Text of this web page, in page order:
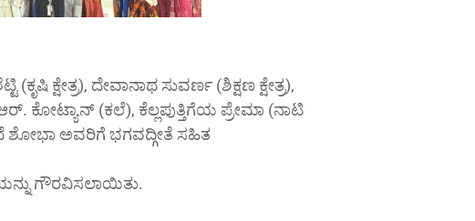
ಕ್ಷೇತ್ರ), ದೇವಾನಾಥ ಸುವರ್ಣ (ಶಿಕ್ಷಣ ಕ್ಷೇತ್ರ),
ಕೋಟ್ಯಾನ್ (ಕಲೆ), ಕೆಲ್ಲಪುತ್ತಿಗೆಯ ಪ್ರೇಮಾ (ನಾಟಿ
ಶೋಭಾ ಅವರಿಗೆ ಭಗವದ್ಗೀತೆ ಸಹಿತ
ಗೌರವಿಸಲಾಯಿತು.